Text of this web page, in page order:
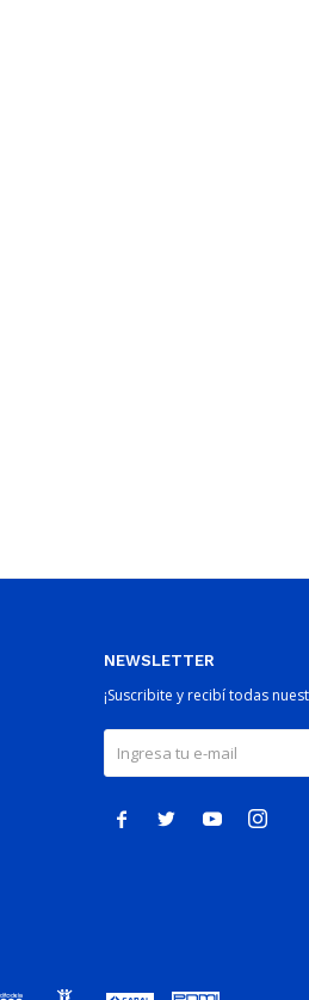
NEWSLETTER
¡Suscribite y recibí todas
   